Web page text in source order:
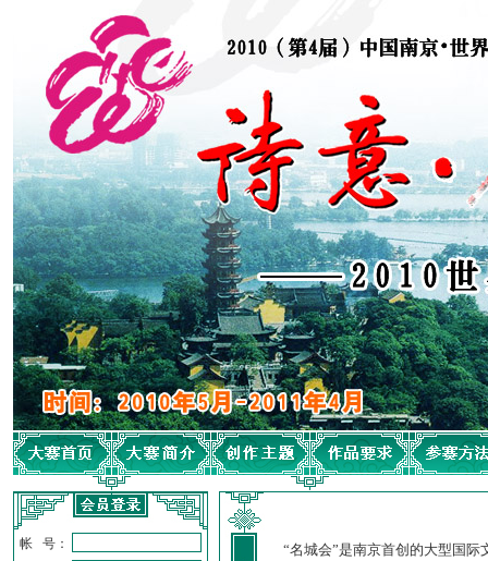
帐 号：
“名城会”是南京首创的大型国际